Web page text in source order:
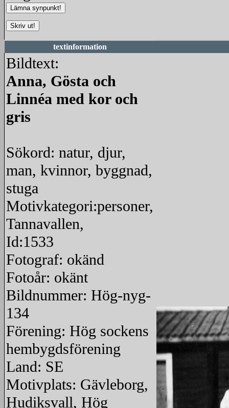
textinformation
Bildtext:
Anna, Gösta och
Linnéa med kor och
gris
Sökord: natur, djur,
man, kvinnor, byggnad,
stuga
Motivkategori:personer,
Tannavallen,
Id:1533
Fotograf: okänd
Fotoår: okänt
Bildnummer: Hög-nyg-
134
Förening: Hög sockens
hembygdsförening
Land: SE
Motivplats: Gävleborg,
Hudiksvall, Hög